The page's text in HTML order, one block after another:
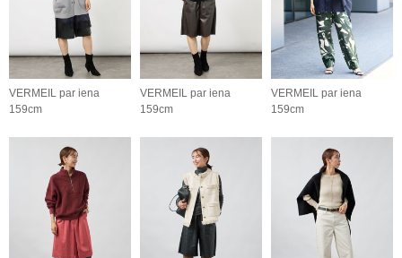
VERMEIL par iena
159cm
VERMEIL par iena
159cm
VERMEIL par iena
159cm